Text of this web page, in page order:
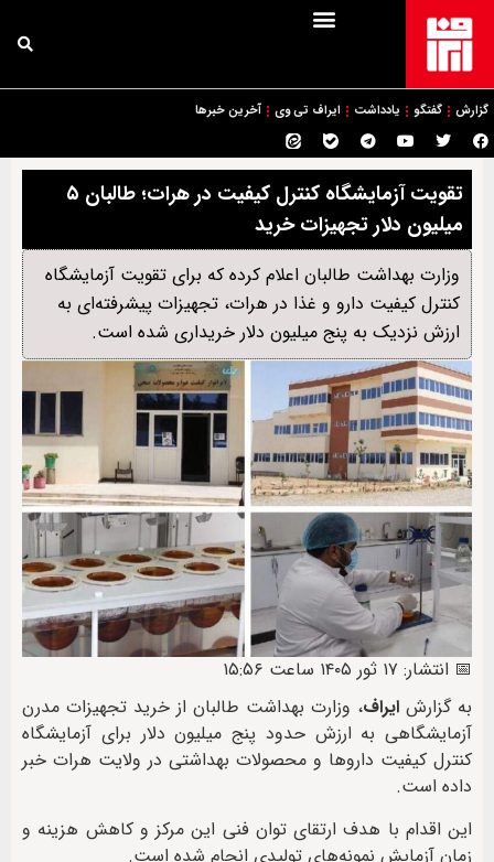
گزارش گفتگو یادداشت ایراف تی وی آخرین خبرها
تقویت آزمایشگاه کنترل کیفیت در هرات؛ طالبان ۵
میلیون دلار تجهیزات خرید
وزارت بهداشت طالبان اعلام کرده که برای تقویت آزمایشگاه
کنترل کیفیت دارو و غذا در هرات، تجهیزات پیشرفته‌ای به
ارزش نزدیک به پنج میلیون دلار خریداری شده است.
📅 انتشار: ۱۷ ثور ۱۴۰۵ ساعت ۱۵:۵۶
به گزارش ایراف، وزارت بهداشت طالبان از خرید تجهیزات مدرن
آزمایشگاهی به ارزش حدود پنج میلیون دلار برای آزمایشگاه
کنترل کیفیت داروها و محصولات بهداشتی در ولایت هرات خبر
داده است.
این اقدام با هدف ارتقای توان فنی این مرکز و کاهش هزینه و
زمان آزمایش نمونه‌های تولیدی انجام شده است.